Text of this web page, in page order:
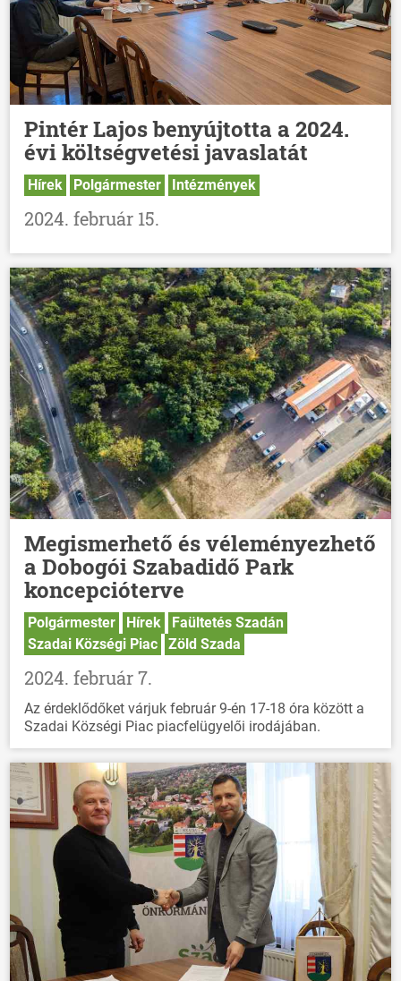
Pintér Lajos benyújtotta a 2024.
évi költségvetési javaslatát
Hírek Polgármester Intézmények
2024. február 15.
Megismerhető és véleményezhető
a Dobogói Szabadidő Park
koncepcióterve
Polgármester Hírek
Faültetés Szadán
Szadai Községi Piac
Zöld Szada
2024. február 7.
Az érdeklődőket várjuk február 9-én 17-18 óra között a
Szadai Községi Piac piacfelügyelői irodájában.